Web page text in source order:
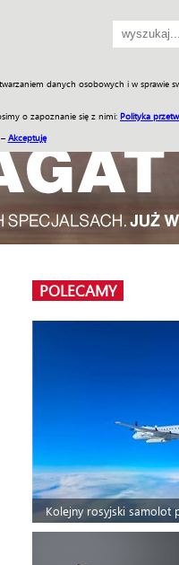
danych osobowych i w sprawie
o zapoznanie się z nimi: Polityka
Akceptuję
SKLEP Jednodniówki
POLECAMY
Kolejny rosyjski samolot